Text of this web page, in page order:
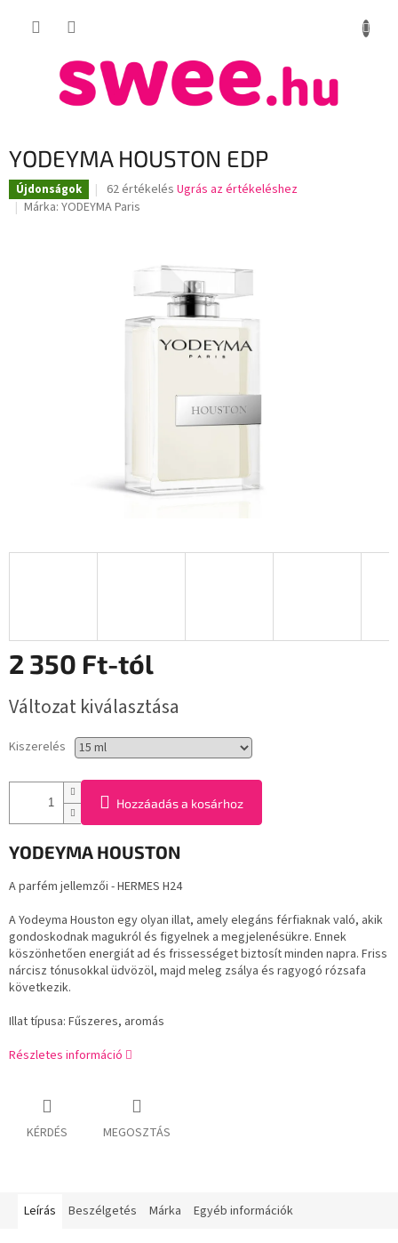
KOSÁR
YODEYMA HOUSTON EDP
Újdonságok
A
termék
62 értékelés Ugrás az értékeléshez
Márka: YODEYMA Paris
2 350 Ft-tól
Változat kiválasztása
Kiszerelés
Hozzáadás a kosárhoz
YODEYMA HOUSTON
A parfém jellemzői - HERMES H24
A Yodeyma Houston egy olyan illat, amely elegáns férfiaknak való, akik
gondoskodnak magukról és figyelnek a megjelenésükre. Ennek
köszönhetően energiát ad és frissességet biztosít minden napra. Friss
nárcisz tónusokkal üdvözöl, majd meleg zsálya és ragyogó rózsafa
következik.
Illat típusa: Fűszeres, aromás
Részletes információ
KÉRDÉS MEGOSZTÁS
Leírás Beszélgetés Márka Egyéb információk